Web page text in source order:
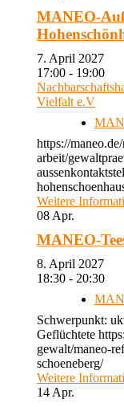
MANEO-
7. April 2027
17:00 - 19:00
Vielfalt e.V
https://
arbeit/
Weitere
08 Apr.
MANEO-
8. April 2027
18:30 - 20:30
Schwerpunkt:
Geflüchtete
gewalt/maneo-
schoeneberg/
Weitere
14 Apr.